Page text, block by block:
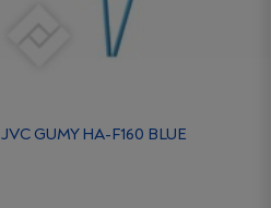
JVC GUMY HA-F160 BLUE